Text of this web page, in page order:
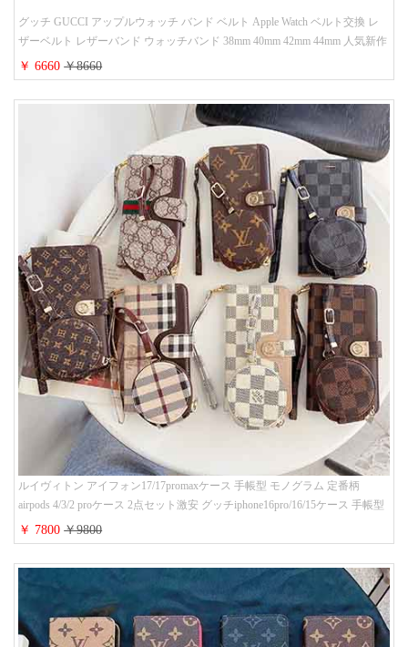
グッチ GUCCI アップルウォッチ バンド ベルト Apple Watch ベルト交換 レ
ザーベルト レザーバンド ウォッチバンド 38mm 40mm 42mm 44mm 人気新作
￥ 6660￥8660
ルイヴィトン アイフォン17/17promaxケース 手帳型 モノグラム 定番柄
airpods 4/3/2 proケース 2点セット激安 グッチiphone16pro/16/15ケース 手帳型
財布カード入り 多機能 ハイ ブランド Galaxy S25/S24/S23手帳カバー おすす
め
￥ 7800￥9800